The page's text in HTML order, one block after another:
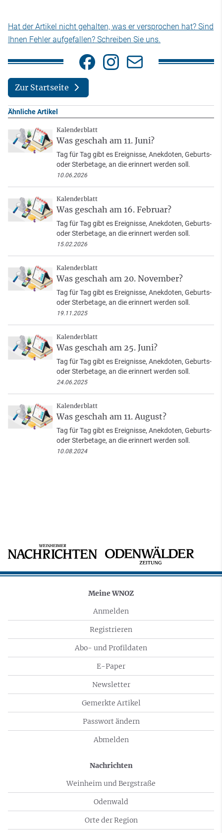
Hat der Artikel nicht gehalten, was er versprochen hat? Sind
Ihnen Fehler aufgefallen? Schreiben Sie uns.
Zur Startseite
Ähnliche Artikel
Kalenderblatt
Was geschah am 11. Juni?
Tag für Tag gibt es Ereignisse, Anekdoten, Geburts-
oder Sterbetage, an die erinnert werden soll.
10.06.2026
Kalenderblatt
Was geschah am 16. Februar?
Tag für Tag gibt es Ereignisse, Anekdoten, Geburts-
oder Sterbetage, an die erinnert werden soll.
15.02.2026
Kalenderblatt
Was geschah am 20. November?
Tag für Tag gibt es Ereignisse, Anekdoten, Geburts-
oder Sterbetage, an die erinnert werden soll.
19.11.2025
Kalenderblatt
Was geschah am 25. Juni?
Tag für Tag gibt es Ereignisse, Anekdoten, Geburts-
oder Sterbetage, an die erinnert werden soll.
24.06.2025
Kalenderblatt
Was geschah am 11. August?
Tag für Tag gibt es Ereignisse, Anekdoten, Geburts-
oder Sterbetage, an die erinnert werden soll.
10.08.2024
Meine WNOZ
Anmelden
Registrieren
Abo- und Profildaten
E-Paper
Newsletter
Gemerkte Artikel
Passwort ändern
Abmelden
Nachrichten
Weinheim und Bergstraße
Odenwald
Orte der Region